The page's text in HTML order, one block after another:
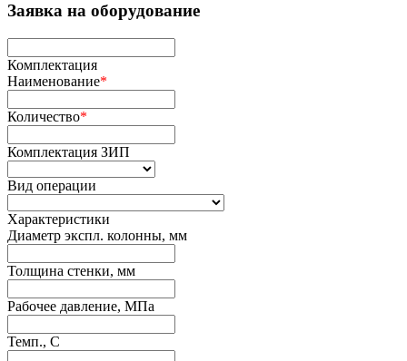
Заявка на оборудование
Комплектация
Наименование*
Количество*
Комплектация ЗИП
Вид операции
Характеристики
Диаметр экспл. колонны, мм
Толщина стенки, мм
Рабочее давление, МПа
Темп., С